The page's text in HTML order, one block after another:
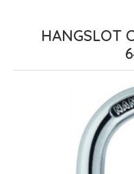
HANGSLOT